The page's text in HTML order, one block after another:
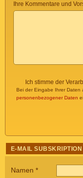
Ihre Kommentare und
Ich stimme der
Bei der Eingabe Ihrer Daten
personenbezogener Daten
E-MAIL SUBSKRIPTION
Namen *